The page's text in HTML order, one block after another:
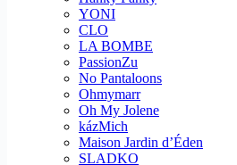
YONI
CLO
LA BOMBE
PassionZu
No Pantaloons
Ohmymarr
Oh My Jolene
kázMich
Maison Jardin d’Éden
SLADKO